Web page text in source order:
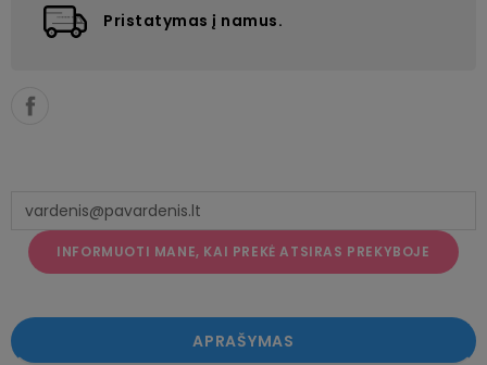
INFORMUOTI MANE, KAI PREKĖ ATSIRAS PREKYBOJE
Pristatymas į namus.
APRAŠYMAS